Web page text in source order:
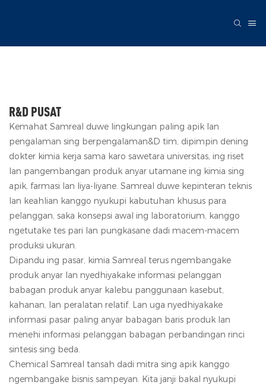
R&D PUSAT
Kemahat Samreal duwe lingkungan paling apik lan
pengalaman sing berpengalaman&D tim, dipimpin dening
dokter kimia kerja sama karo sawetara universitas, ing riset
lan pangembangan produk anyar utamane ing kimia sing
apik, farmasi lan liya-liyane. Samreal duwe kepinteran teknis
lan keahlian kanggo nyukupi kabutuhan khusus para
pelanggan, saka konsepsi awal ing laboratorium, kanggo
ngetutake tes pari lan pungkasane dadi macem-macem
produksi ukuran.
Dipandu ing pasar, kimia Samreal terus ngembangake
produk anyar lan nyedhiyakake informasi pelanggan
babagan produk anyar kalebu panggunaan kasebut,
kahanan, lan peralatan relatif. Lan uga nyedhiyakake
informasi pasar paling anyar babagan baris produk lan
menehi informasi pelanggan babagan perbandingan rinci
sintesis sing beda.
Chemical Samreal tansah dadi mitra sing apik kanggo
ngembangake bisnis sampeyan. Kita janji bakal nyukupi